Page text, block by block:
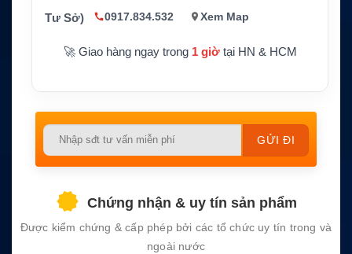
Không phải cáp anten và không phải giả
Tư Sở) 0917.834.532 Xem Map
🚀 Giao hàng ngay trong 1 giờtại HN & HCM
Please
empty.
Chứng nhận & uy tín sản phẩm
Được kiểm chứng & cấp phép bởi các tổ chức uy tín trong và
ngoài nước